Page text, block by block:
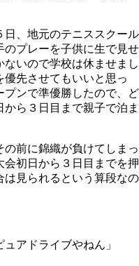
日、地元のテニススクール
のプレーを子供に生で見せ
いので学校は休ませまし
先させてもいいと思っ
ンで準優勝したので、ど
ら３日目まで親子で泊ま
前に錦織が負けてしまっ
初日から３日目までを押
は見られるという算段なの
アドライブやねん」